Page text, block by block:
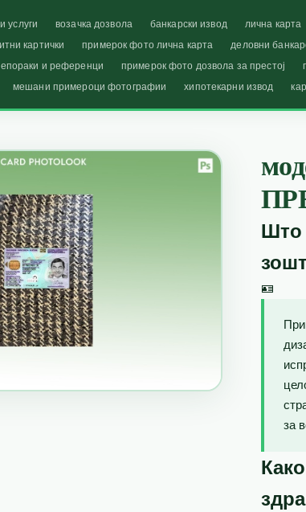
услуги возачка дозвола банкарски извод лична карта
картички примерок фото лична карта деловни
и референци примерок фото дозвола за престој
мешани примероци фотографии хипотекарни извод
Што
🪪
за